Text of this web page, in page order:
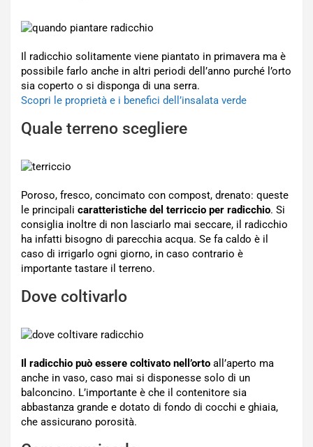
Il radicchio solitamente viene piantato in primavera ma è
possibile farlo anche in altri periodi dell’anno purché l’orto
sia coperto o si disponga di una serra.
Scopri le proprietà e i benefici dell’insalata verde
Quale terreno scegliere
Poroso, fresco, concimato con compost, drenato: queste
le principali caratteristiche del terriccio per radicchio. Si
consiglia inoltre di non lasciarlo mai seccare, il radicchio
ha infatti bisogno di parecchia acqua. Se fa caldo è il
caso di irrigarlo ogni giorno, in caso contrario è
importante tastare il terreno.
Dove coltivarlo
Il radicchio può essere coltivato nell’orto all’aperto ma
anche in vaso, caso mai si disponesse solo di un
balconcino. L’importante è che il contenitore sia
abbastanza grande e dotato di fondo di cocchi e ghiaia,
che assicurano porosità.